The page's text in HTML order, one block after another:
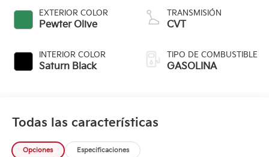
EXTERIOR COLOR
Pewter Olive
INTERIOR COLOR
Saturn Black
TRANSMISIÓN
CVT
TIPO DE COMBUSTIBLE
GASOLINA
Todas las características
Opciones Especificaciones